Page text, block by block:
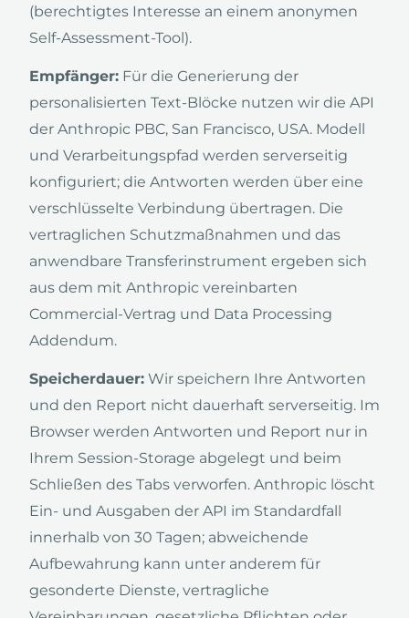
(berechtigtes Interesse an einem anonymen
Self-Assessment-Tool).
Empfänger: Für die Generierung der
personalisierten Text-Blöcke nutzen wir die API
der Anthropic PBC, San Francisco, USA. Modell
und Verarbeitungspfad werden serverseitig
konfiguriert; die Antworten werden über eine
verschlüsselte Verbindung übertragen. Die
vertraglichen Schutzmaßnahmen und das
anwendbare Transferinstrument ergeben sich
aus dem mit Anthropic vereinbarten
Commercial-Vertrag und Data Processing
Addendum.
Speicherdauer: Wir speichern Ihre Antworten
und den Report nicht dauerhaft serverseitig. Im
Browser werden Antworten und Report nur in
Ihrem Session-Storage abgelegt und beim
Schließen des Tabs verworfen. Anthropic löscht
Ein- und Ausgaben der API im Standardfall
innerhalb von 30 Tagen; abweichende
Aufbewahrung kann unter anderem für
gesonderte Dienste, vertragliche